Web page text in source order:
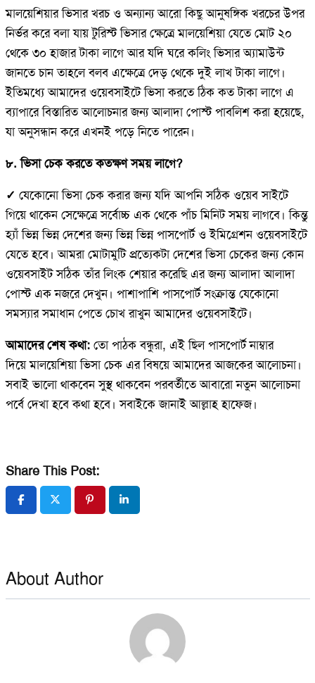
মালয়েশিয়ার ভিসার খরচ ও অন্যান্য আরো কিছু আনুষঙ্গিক খরচের উপর
নির্ভর করে বলা যায় টুরিস্ট ভিসার ক্ষেত্রে মালয়েশিয়া যেতে মোট ২০
থেকে ৩০ হাজার টাকা লাগে আর যদি ঘরে কলিং ভিসার অ্যামাউন্ট
জানতে চান তাহলে বলব এক্ষেত্রে দেড় থেকে দুই লাখ টাকা লাগে।
ইতিমধ্যে আমাদের ওয়েবসাইটে ভিসা করতে ঠিক কত টাকা লাগে এ
ব্যাপারে বিস্তারিত আলোচনার জন্য আলাদা পোস্ট পাবলিশ করা হয়েছে,
যা অনুসন্ধান করে এখনই পড়ে নিতে পারেন।
৮. ভিসা চেক করতে কতক্ষণ সময় লাগে?
✓ যেকোনো ভিসা চেক করার জন্য যদি আপনি সঠিক ওয়েব সাইটে
গিয়ে থাকেন সেক্ষেত্রে সর্বোচ্চ এক থেকে পাঁচ মিনিট সময় লাগবে। কিন্তু
হ্যাঁ ভিন্ন ভিন্ন দেশের জন্য ভিন্ন ভিন্ন পাসপোর্ট ও ইমিগ্রেশন ওয়েবসাইটে
যেতে হবে। আমরা মোটামুটি প্রত্যেকটা দেশের ভিসা চেকের জন্য কোন
ওয়েবসাইট সঠিক তাঁর লিংক শেয়ার করেছি এর জন্য আলাদা আলাদা
পোস্ট এক নজরে দেখুন। পাশাপাশি পাসপোর্ট সংক্রান্ত যেকোনো
সমস্যার সমাধান পেতে চোখ রাখুন আমাদের ওয়েবসাইটে।
আমাদের শেষ কথা: তো পাঠক বন্ধুরা, এই ছিল পাসপোর্ট নাম্বার
দিয়েমালয়েশিয়া ভিসা চেক এর বিষয়ে আমাদের আজকের আলোচনা।
সবাই ভালো থাকবেন সুস্থ থাকবেন পরবর্তীতে আবারো নতুন আলোচনা
পর্বে দেখা হবে কথা হবে। সবাইকে জানাই আল্লাহ হাফেজ।
Share This Post:
About Author